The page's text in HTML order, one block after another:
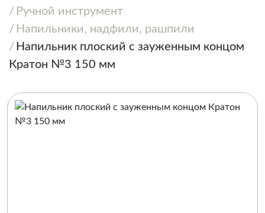
Ручной инструмент
Напильники, надфили, рашпили
Напильник плоский с зауженным концом
Кратон №3 150 мм